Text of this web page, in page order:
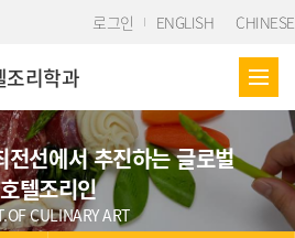
로그인 ENGLISH CHINESE
조리학과
전선에서 추진하는 글로벌
호텔조리인
CULINARY ART